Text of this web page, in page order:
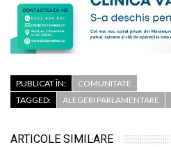
PUBLICAT ÎN:
COMUNITATE
TAGGED:
ALEGERI PARLAMENTARE
ARTICOLE SIMILARE